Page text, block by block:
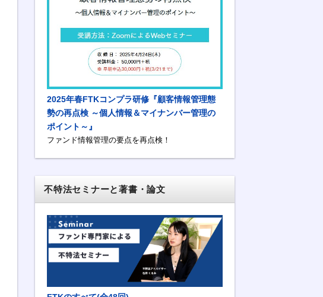
2025年春FTKコンプラ研修『顧客情報管理態
勢の再点検 ～個人情報＆マイナンバー管理の
ポイント～』
ファンド情報管理の要点を再点検！
不特法セミナーと著書・論文